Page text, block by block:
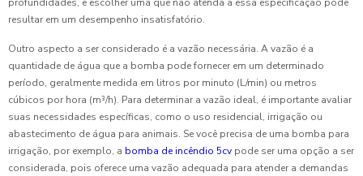
profundidades, e escolher uma que não atenda a essa especificação pode
resultar em um desempenho insatisfatório.
Outro aspecto a ser considerado é a vazão necessária. A vazão é a
quantidade de água que a bomba pode fornecer em um determinado
período, geralmente medida em litros por minuto (L/min) ou metros
cúbicos por hora (m³/h). Para determinar a vazão ideal, é importante avaliar
suas necessidades específicas, como o uso residencial, irrigação ou
abastecimento de água para animais. Se você precisa de uma bomba para
irrigação, por exemplo, a bomba de incêndio 5cv pode ser uma opção a ser
considerada, pois oferece uma vazão adequada para atender a demandas